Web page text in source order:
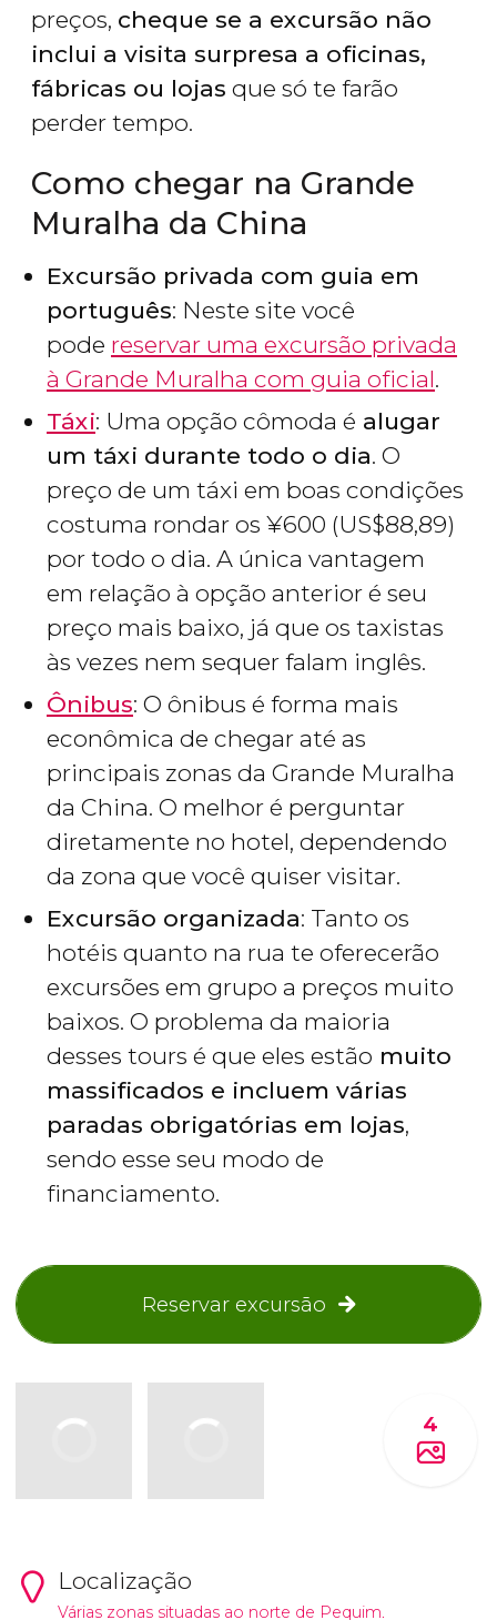
preços, cheque se a excursão não
inclui a visita surpresa a oficinas,
fábricas ou lojas que só te farão
perder tempo.
Como chegar na Grande
Muralha da China
Excursão privada com guia em
português: Neste site você
pode reservar uma excursão privada
à Grande Muralha com guia oficial.
Táxi: Uma opção cômoda é alugar
um táxi durante todo o dia. O
preço de um táxi em boas condições
costuma rondar os ¥600 (US$88,89)
por todo o dia. A única vantagem
em relação à opção anterior é seu
preço mais baixo, já que os taxistas
às vezes nem sequer falam inglês.
Ônibus: O ônibus é forma mais
econômica de chegar até as
principais zonas da Grande Muralha
da China. O melhor é perguntar
diretamente no hotel, dependendo
da zona que você quiser visitar.
Excursão organizada: Tanto os
hotéis quanto na rua te oferecerão
excursões em grupo a preços muito
baixos. O problema da maioria
desses tours é que eles estão muito
massificados e incluem várias
paradas obrigatórias em lojas,
sendo esse seu modo de
financiamento.
Reservar excursão
4
Localização
Várias zonas situadas ao norte de Pequim.